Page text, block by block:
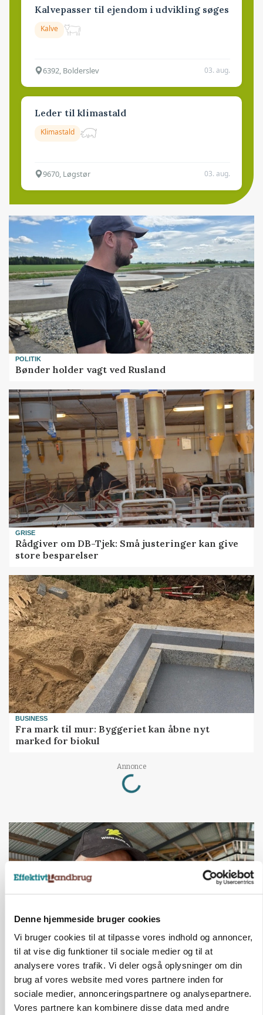
Denne hjemmeside bruger cookies
Vi bruger cookies til at tilpasse vores indhold og annoncer,
til at vise dig funktioner til sociale medier og til at
analysere vores trafik. Vi deler også oplysninger om din
brug af vores website med vores partnere inden for
sociale medier, annonceringspartnere og analysepartnere.
Vores partnere kan kombinere disse data med andre
Kalvepasser til ejendom i udvikling søges
Kalve
6392, Bolderslev 03. aug.
Leder til klimastald
Klimastald
9670, Løgstør 03. aug.
POLITIK
Bønder holder vagt ved Rusland
GRISE
Rådgiver om DB-Tjek: Små justeringer kan give
store besparelser
BUSINESS
Fra mark til mur: Byggeriet kan åbne nyt
marked for biokul
Annonce
Loading...
POLITIK
»Nu stopper I«: Landbrugsdebattør og
protestgruppe vil demonstrere mod ny
gødskningslov